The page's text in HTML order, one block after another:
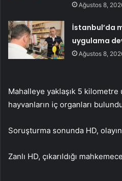
Ağustos 8,
İstanbul’da
uygulama
Ağustos 8,
Mahalleye yaklaşık 5 kilometre
hayvanların iç organları
Soruşturma sonunda HD,
Zanlı HD, çıkarıldığı